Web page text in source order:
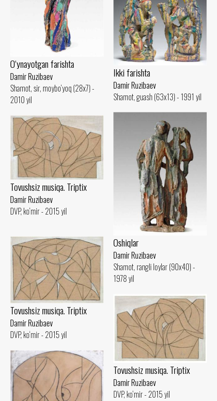
O‘ynayotgan farishta
Damir Ruzibaev
Shamot, sir, moybo‘yoq (28x7) -
2010 yil
Ikki farishta
Damir Ruzibaev
Shamot, guash (63x13) - 1991 yil
Oshiqlar
Damir Ruzibaev
Shamot, rangli loylar (90x40) -
1978 yil
Tovushsiz musiqa. Triptix
Damir Ruzibaev
DVP, ko‘mir - 2015 yil
Tovushsiz musiqa. Triptix
Damir Ruzibaev
DVP, ko‘mir - 2015 yil
Tovushsiz musiqa. Triptix
Damir Ruzibaev
DVP, ko‘mir - 2015 yil